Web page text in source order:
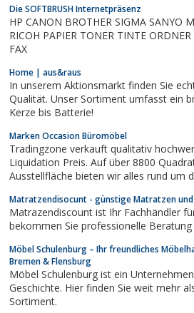
Die SOFTBRUSH Internetpräsenz
HP CANON BROTHER SIGMA SANYO
RICOH PAPIER TONER TINTE ORDNER
FAX
Home | aus&raus
In unserem Aktionsmarkt finden Sie
Qualität. Unser Sortiment umfasst ein
Kerze bis Batterie!
Marken Occasion Büromöbel
Tradingzone verkauft qualitativ
Liquidation Preis. Auf über 8800
Ausstellfläche bieten wir alles rund um
verfügbar sind. Auf dem Online Shop
Produkte Sortiment. Täglich...
Matratzendisocunt - günstige Matratzen
Matrazendiscount ist Ihr Fachhändler
bekommen Sie professionelle
Möbel Schulenburg – Ihr freundliches
Bremen & Flensburg
Möbel Schulenburg ist ein
Geschichte. Hier finden Sie weit mehr
Sortiment.